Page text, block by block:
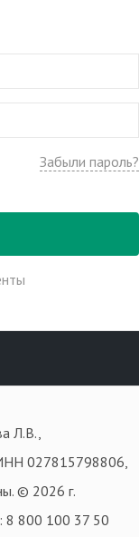
Забыли пароль?
Л.В.,
027815798806,
© 2026 г.
8 800 100 37 50